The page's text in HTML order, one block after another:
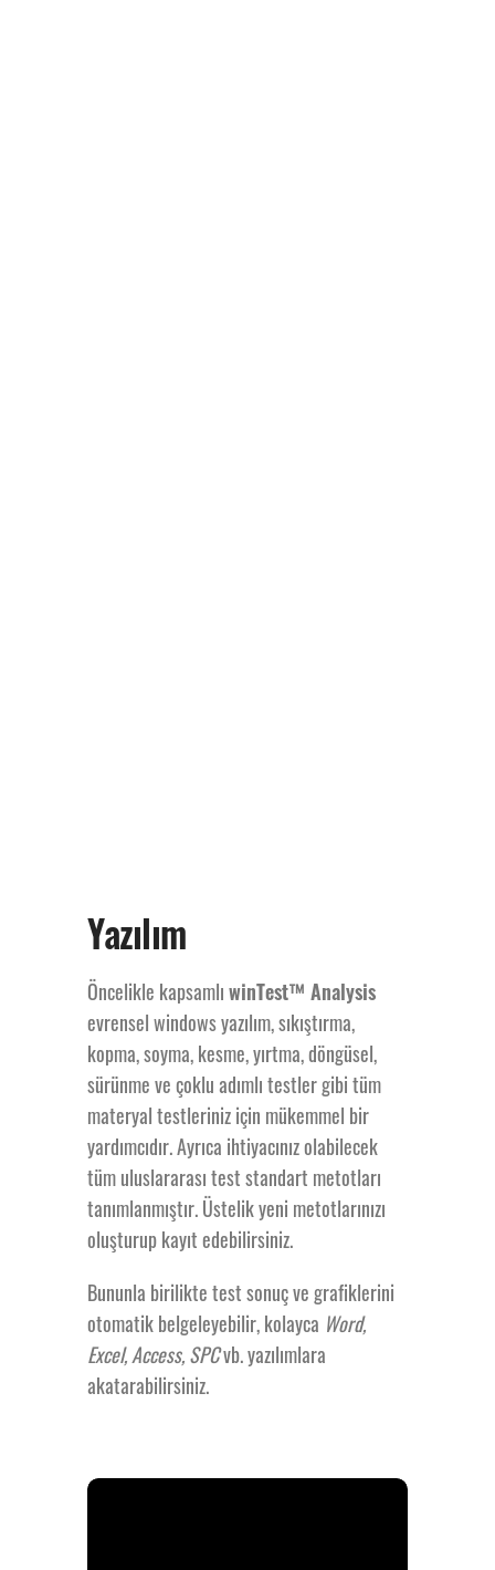
Yazılım
Öncelikle kapsamlıwinTest™ Analysis
evrensel windows yazılım, sıkıştırma,
kopma, soyma, kesme, yırtma, döngüsel,
sürünme ve çoklu adımlı testler gibi tüm
materyal testleriniz için mükemmel bir
yardımcıdır. Ayrıca ihtiyacınız olabilecek
tüm uluslararası test standart metotları
tanımlanmıştır. Üstelik yeni metotlarınızı
oluşturup kayıt edebilirsiniz.
Bununla birilikte test sonuç ve grafiklerini
otomatik belgeleyebilir, kolayca Word,
Excel, Access, SPCvb. yazılımlara
akatarabilirsiniz.